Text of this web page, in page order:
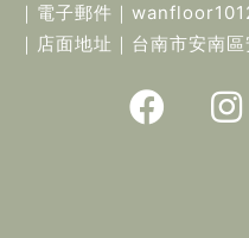
｜電子郵件｜
｜店面地址｜ 台南市安南